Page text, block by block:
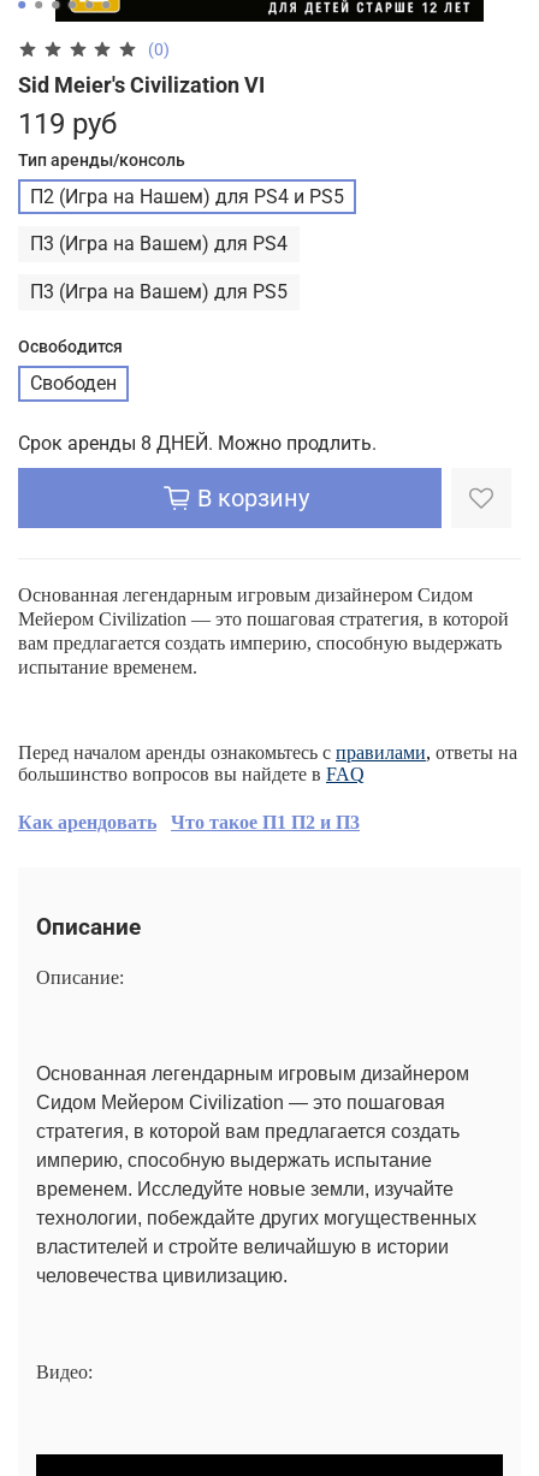
(0)
Sid Meier's Civilization VI
119 руб
Тип аренды/консоль
П2 (Игра на Нашем) для PS4 и PS5
П3 (Игра на Вашем) для PS4
П3 (Игра на Вашем) для PS5
Освободится
Свободен
Срок аренды 8 ДНЕЙ. Можно продлить.
В корзину
Основанная легендарным игровым дизайнером Сидом
Мейером Civilization — это пошаговая стратегия, в которой
вам предлагается создать империю, способную выдержать
испытание временем.
Перед началом аренды ознакомьтесь с правилами, ответы на
большинство вопросов вы найдете в FAQ
Как арендовать Что такое П1 П2 и П3
Описание
Описание:
Основанная легендарным игровым дизайнером
Сидом Мейером Civilization — это пошаговая
стратегия, в которой вам предлагается создать
империю, способную выдержать испытание
временем. Исследуйте новые земли, изучайте
технологии, побеждайте других могущественных
властителей и стройте величайшую в истории
человечества цивилизацию.
Видео: